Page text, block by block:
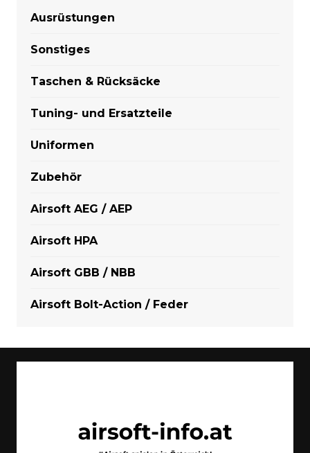
Ausrüstungen
Sonstiges
Taschen & Rücksäcke
Tuning- und Ersatzteile
Uniformen
Zubehör
Airsoft AEG / AEP
Airsoft HPA
Airsoft GBB / NBB
Airsoft Bolt-Action / Feder